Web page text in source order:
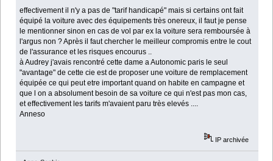
effectivement il n'y a pas de "tarif handicapé" mais si certains ont fait
équipé la voiture avec des équipements très onereux, il faut je pense
le mentionner sinon en cas de vol par ex la voiture sera remboursée à
l'argus non ? Après il faut chercher le meilleur compromis entre le cout
de l'assurance et les risques encourus ..
à Audrey j'avais rencontré cette dame a Autonomic paris le seul
"avantage" de cette cie est de proposer une voiture de remplacement
équipée ce qui peut etre important quand on habite en campagne et
que l on a absolument besoin de sa voiture ce qui n'est pas mon cas,
et effectivement les tarifs m'avaient paru très elevés ....
Anneso
IP archivée